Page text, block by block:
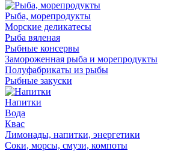
Рыба, морепродукты
Морские деликатесы
Рыба вяленая
Рыбные консервы
Замороженная рыба и морепродукты
Полуфабрикаты из рыбы
Рыбные закуски
Напитки
Вода
Квас
Лимонады, напитки, энергетики
Соки, морсы, смузи, компоты